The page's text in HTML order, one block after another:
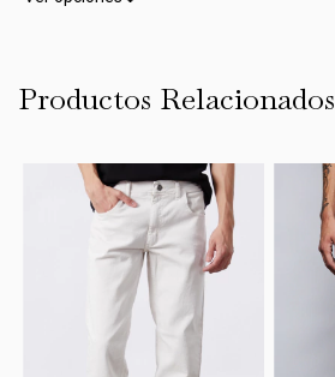
Productos Relacionados